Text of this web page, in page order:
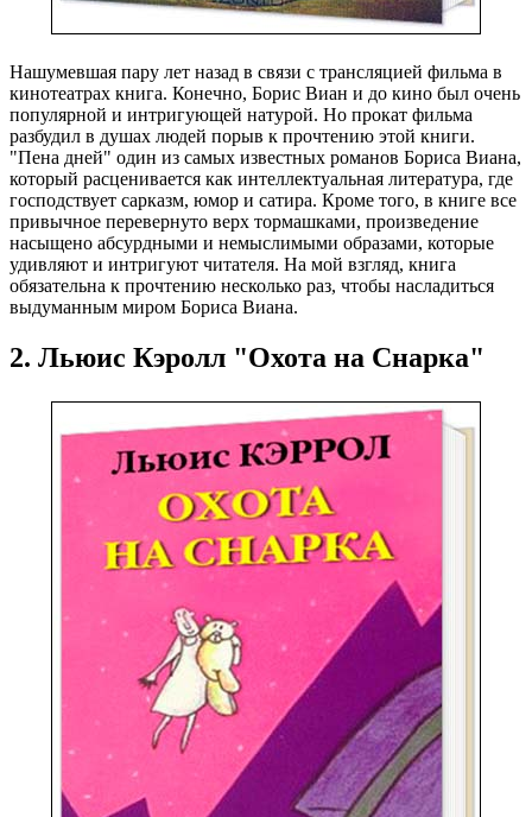
Нашумевшая пару лет назад в связи с трансляцией фильма в
кинотеатрах книга. Конечно, Борис Виан и до кино был очень
популярной и интригующей натурой. Но прокат фильма
разбудил в душах людей порыв к прочтению этой книги.
"Пена дней" один из самых известных романов Бориса Виана,
который расценивается как интеллектуальная литература, где
господствует сарказм, юмор и сатира. Кроме того, в книге все
привычное перевернуто верх тормашками, произведение
насыщено абсурдными и немыслимыми образами, которые
удивляют и интригуют читателя. На мой взгляд, книга
обязательна к прочтению несколько раз, чтобы насладиться
выдуманным миром Бориса Виана.
2. Льюис Кэролл "Охота на Снарка"